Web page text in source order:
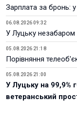
Зарплата за бронь:
06.08.2026 09:32
У Луцьку незабаром
05.08.2026 21:18
Порівняння
05.08.2026 21:00
У Луцьку на 99,9%
ветеранський